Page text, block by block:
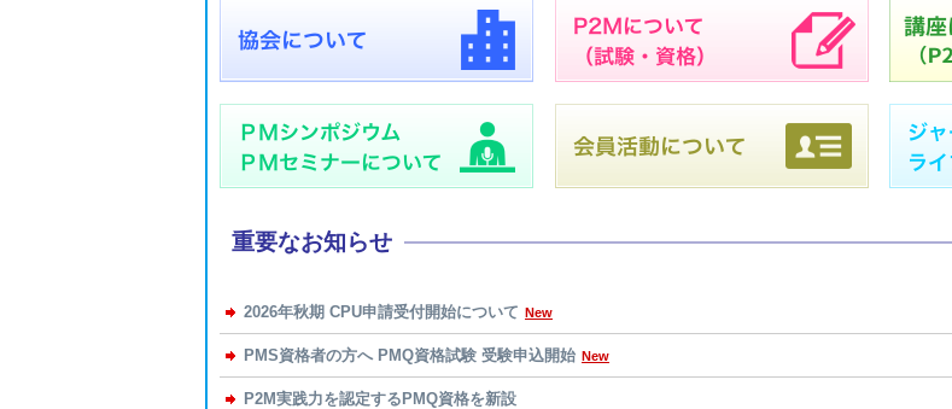
重要なお知らせ
2026年秋期 CPU申請受付開始について New
PMS資格者の方へ PMQ資格試験 受験申込開始 New
P2M実践力を認定するPMQ資格を新設